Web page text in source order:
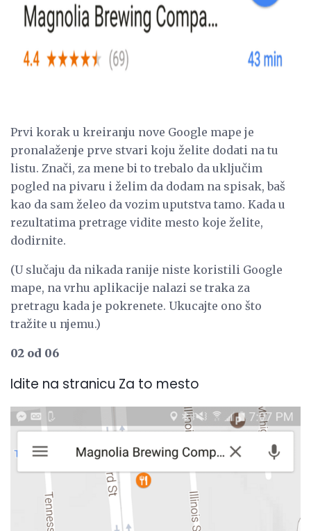
Prvi korak u kreiranju nove Google mape je
pronalaženje prve stvari koju želite dodati na tu
listu. Znači, za mene bi to trebalo da uključim
pogled na pivaru i želim da dodam na spisak, baš
kao da sam želeo da vozim uputstva tamo. Kada u
rezultatima pretrage vidite mesto koje želite,
dodirnite.
(U slučaju da nikada ranije niste koristili Google
mape, na vrhu aplikacije nalazi se traka za
pretragu kada je pokrenete. Ukucajte ono što
tražite u njemu.)
02 od 06
Idite na stranicu Za to mesto